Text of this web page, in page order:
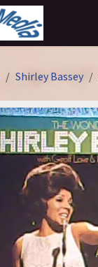
Shirley Bassey